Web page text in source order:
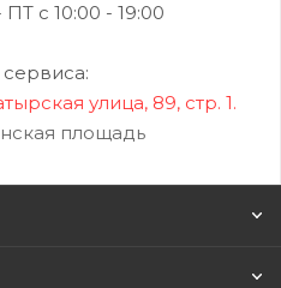
с 10:00 - 19:00
улица, 89, стр. 1.
площадь